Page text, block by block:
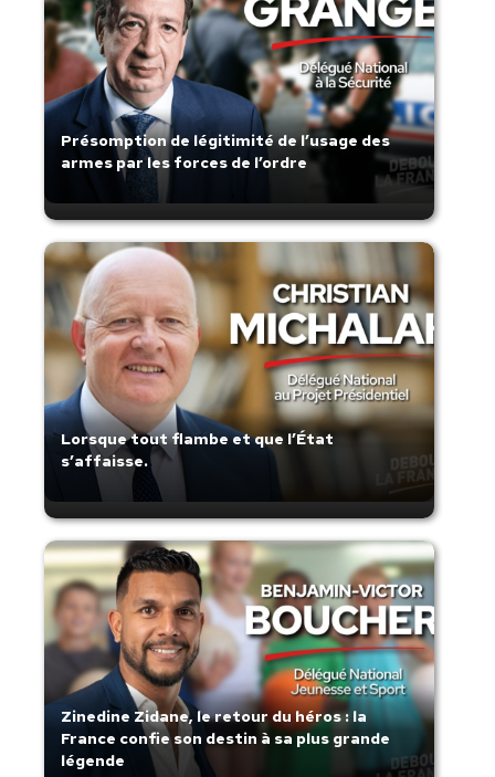
Présomption de légitimité de l’usage des
armes par les forces de l’ordre
Lorsque tout flambe et que l’État
s’affaisse.
Zinedine Zidane, le retour du héros : la
France confie son destin à sa plus grande
légende